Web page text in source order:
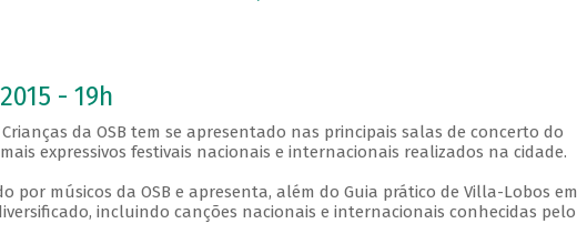
- 19h
Crianças da OSB tem se apresentado nas principais salas de concerto do
expressivos festivais nacionais e internacionais realizados na cidade.
por músicos da OSB e apresenta, além do Guia prático de Villa-Lobos em
incluindo canções nacionais e internacionais conhecidas pelo